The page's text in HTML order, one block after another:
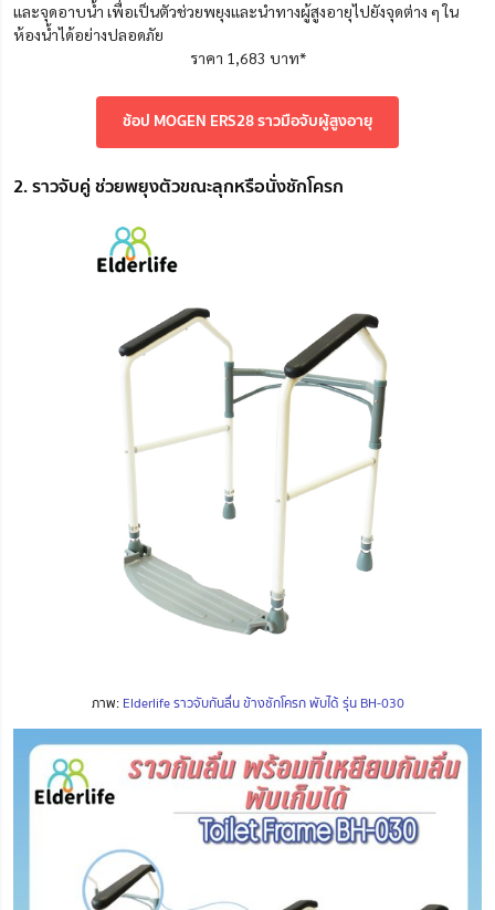
และจุดอาบน้ำ เพื่อเป็นตัวช่วยพยุงและนำทางผู้สูงอายุไปยังจุดต่าง ๆ ใน
ห้องน้ำได้อย่างปลอดภัย
ราคา 1,683 บาท*
ช้อป MOGEN ERS28 ราวมือจับผู้สูงอายุ
2. ราวจับคู่ ช่วยพยุงตัวขณะลุกหรือนั่งชักโครก
ภาพ: Elderlife ราวจับกันลื่น ข้างชักโครก พับได้ รุ่น BH-030